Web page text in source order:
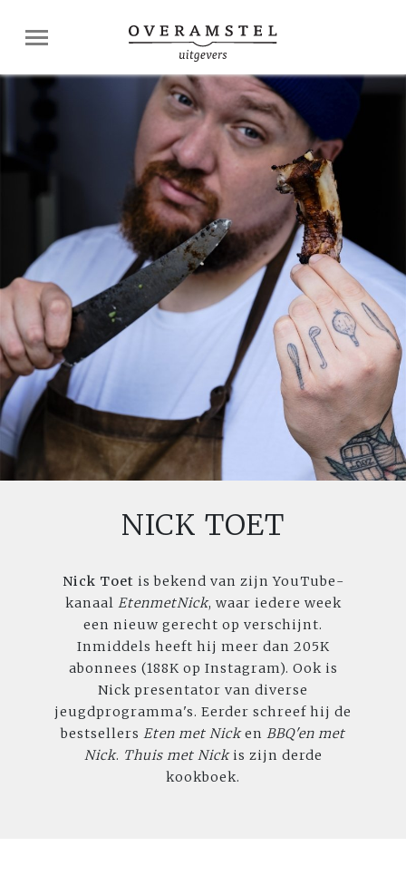
NICK TOET
Nick Toet is bekend van zijn YouTube-
kanaal EtenmetNick, waar iedere week
een nieuw gerecht op verschijnt.
Inmiddels heeft hij meer dan 205K
abonnees (188K op Instagram). Ook is
Nick presentator van diverse
jeugdprogramma's. Eerder schreef hij de
bestsellers Eten met Nicken BBQ'en met
Nick. Thuis met Nickis zijn derde
kookboek.